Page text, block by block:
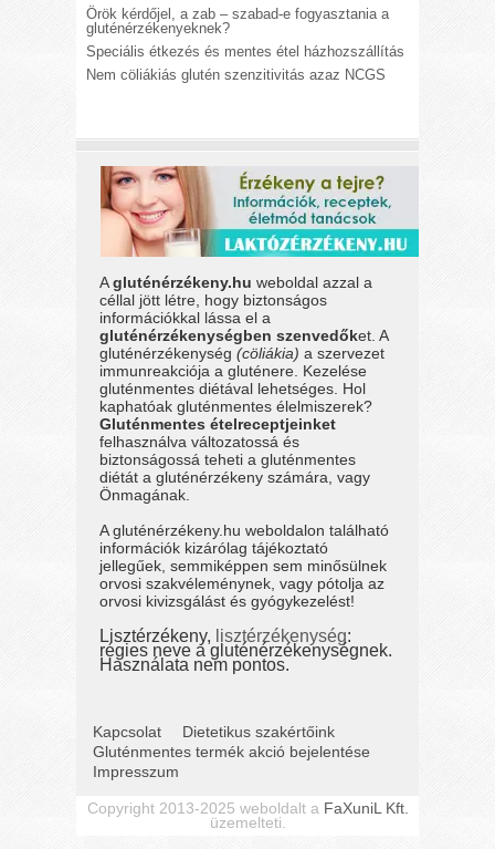
Örök kérdőjel, a zab – szabad-e fogyasztania a
gluténérzékenyeknek?
Speciális étkezés és mentes étel házhozszállítás
Nem cöliákiás glutén szenzitivitás azaz NCGS
Agluténérzékeny.hu weboldal azzal a
céllal jött létre, hogy biztonságos
információkkal lássa el a
gluténérzékenységben szenvedőket. A
gluténérzékenység(cöliákia) a szervezet
immunreakciója a gluténere. Kezelése
gluténmentes diétával lehetséges. Hol
kaphatóak gluténmentes élelmiszerek?
Gluténmentes ételreceptjeinket
felhasználva változatossá és
biztonságossá teheti a gluténmentes
diétát a gluténérzékeny számára, vagy
Önmagának.
A gluténérzékeny.hu weboldalon található
információk kizárólag tájékoztató
jellegűek, semmiképpen sem minősülnek
orvosi szakvéleménynek, vagy pótolja az
orvosi kivizsgálást és gyógykezelést!
Lisztérzékeny, lisztérzékenység:
régies neve a gluténérzékenységnek.
Használata nem pontos.
Kapcsolat
Dietetikus szakértőink
Gluténmentes termék akció bejelentése
Impresszum
Copyright 2013-2025 weboldalt a FaXuniL Kft.
üzemelteti.